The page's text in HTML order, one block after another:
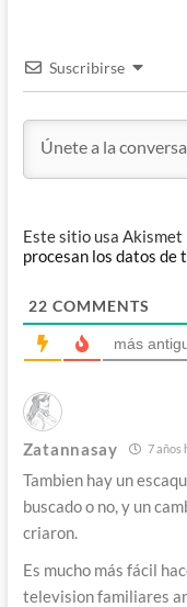
Suscribirse
Este sitio usa Akismet
procesan los datos de
22 COMMENTS
más
Zatannasay 7 años
Tambien hay un
buscado o no, y un
criaron.
Es mucho más fácil
television familiares